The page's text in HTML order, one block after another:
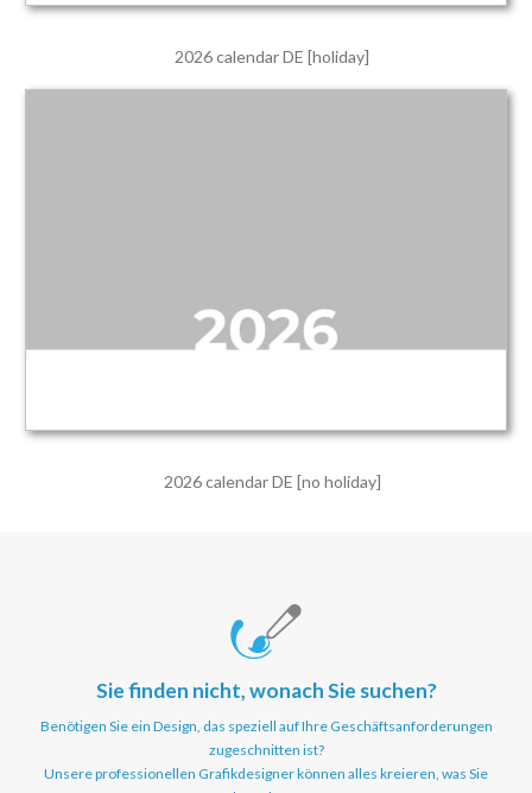
2026 calendar DE [holiday]
2026 calendar DE [no holiday]
Sie finden nicht, wonach Sie suchen?
Benötigen Sie ein Design, das speziell auf Ihre Geschäftsanforderungen
zugeschnitten ist?
Unsere professionellen Grafikdesigner können alles kreieren, was Sie